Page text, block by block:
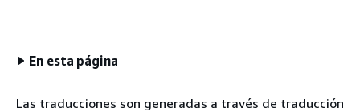
En esta página
Las traducciones son generadas a través de traducción